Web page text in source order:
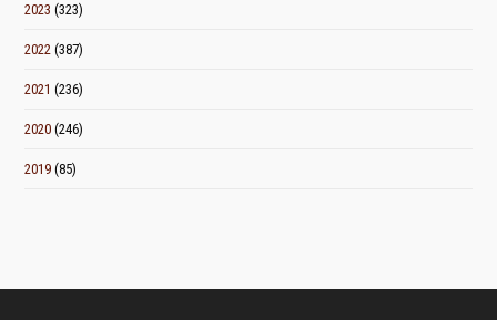
2023 (323)
2022 (387)
2021 (236)
2020 (246)
2019 (85)